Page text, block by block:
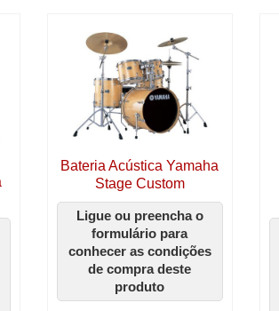
Bateria Acústica Yamaha
Stage Custom
Ligue ou preencha o
formulário para
conhecer as condições
de compra deste
produto